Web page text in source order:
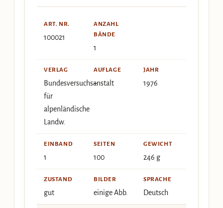
ART. NR.
100021
ANZAHL
BÄNDE
1
VERLAG
Bundesversuchsanstalt
für
alpenländische
Landw.
AUFLAGE
–
JAHR
1976
EINBAND
1
SEITEN
100
GEWICHT
246 g
ZUSTAND
gut
BILDER
einige Abb.
SPRACHE
Deutsch